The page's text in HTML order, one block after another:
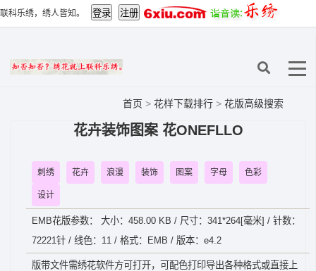
联科乐绣，绣人皆知。
首页 > 花样下载排行 > 花版高级搜索
花卉装饰图案 花ONEFLLO
刺绣 花卉 浪漫 装饰 图案 字母 色彩
设计
EMB花版参数： 大小：458.00 KB / 尺寸：341*264[毫米] / 针数：
72221针 / 线色：11 / 格式：EMB / 版本：e4.2
版带文件需绣花软件方可打开，可配色打印导出各种格式或直接上